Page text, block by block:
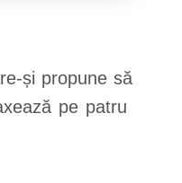
și propune să
pe patru